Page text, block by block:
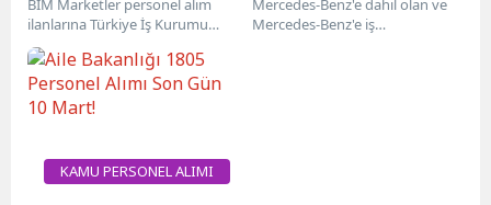
Personel Alımı Yapacak
BİM Marketler personel alım
ilanlarına Türkiye İş Kurumu
üzerinden başvuru
yapılabilmektedir. Vatandaşlar,
İŞKUR'un açık iş...
Mercedes-Benz'e dahil olan ve
Mercedes-Benz'e iş
KAMU PERSONEL ALIMI